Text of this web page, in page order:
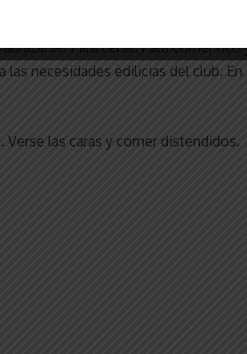
Para cenar. Para comer rico
necesidades edilicias del club. En
las caras y comer distendidos.